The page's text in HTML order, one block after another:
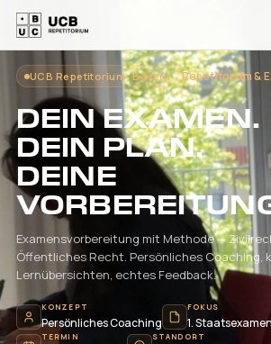
UCB Repetitorium · Bayern Repetitorium &
DEIN EXAMEN.
DEIN PLAN.
DEINE
Examensvorbereitung mit Methode —
Öffentliches Recht. Persönliches Coaching,
Lernübersichten, echtes Feedback.
KONZEPT
Persönliches Coaching
FOKUS
1.
TERMIN STANDORT